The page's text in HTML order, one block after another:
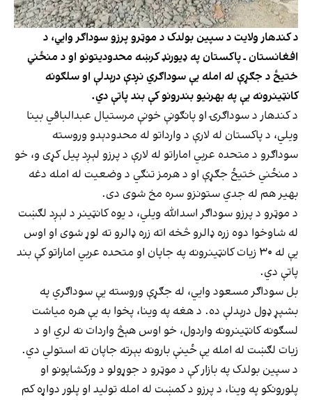
د کندهار ولایت د سپین بولدک د موټرو پرزو سوداګر وايي، د
افغانستان ـ پاکستان په ډيورنډ کرښه محدودیتونو او د منځني
ختیځ د جګړې له امله یې سوداګري نږدې درېدلې او سلګونه
کانټینرونه یې په بهرنیو بندرونو کې بند پاتې دي.
د کندهار د سوداګرۍ او پانګونې خونې مرستیال عبدالباقي بینا
ویلي، د پاکستان له لارې د وارداتو له محدودېدو وروسته
سوداګرو د متحده عربي اماراتو له لارې د پرزو لېږد پیل کړی و، خو
د منځني ختیځ جګړې او د هرمز تنګي د وضعیت له امله دغه
بهیر هم له جدي ستونزو سره مخ شوی دی.
د موټرو د پرزو سوداګر اسدالله ویلي، د یوه کانټینر د لېږد لګښت
له شاوخوا دوه زره ډالرو څخه اته زره ډالرو ته لوړ شوی او اوس
یې له ۳۰ زیات کانټینرونه په جاپان او متحده عربي اماراتو کې بند
پاتې دي.
بل سوداګر مسعود وايي، له جګړې وروسته یې سوداګري په
بشپړ ډول درېدلې ده. د هغه په وینا، پخوا به یې هره میاشت
لسګونه کانټینرونه واردول، خو اوس هېڅ واردات نه لري او د
زیات لګښت له امله یې ځینې بارونه بېرته جاپان ته استولي دي.
د سپین بولدک په بازار کې د موټرو د جوړولو د ورکشاپونو او
پلورونکو په وینا، د پرزو د کمښت له امله تولید او پلور دواړه کم